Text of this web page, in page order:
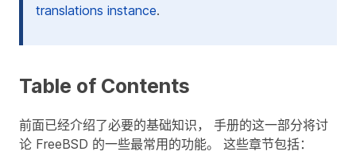
translations instance.
Table of Contents
前面已经介绍了必要的基础知识， 手册的这一部分将讨
论 FreeBSD 的一些最常用的功能。 这些章节包括：